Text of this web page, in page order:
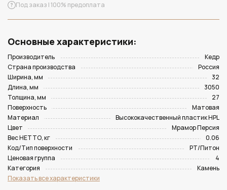
Под заказ | 100% предоплата
Основные характеристики:
Производитель
Кедр
Страна производства
Россия
Ширина, мм
32
Длина, мм
3050
Толщина, мм
27
Поверхность
Матовая
Материал
Высококачественный пластик HPL
Цвет
Мрамор Персия
Вес НЕТТО, кг
0.06
Код/Тип поверхности
PT/Питон
Ценовая группа
4
Категория
Камень
Показать все характеристики